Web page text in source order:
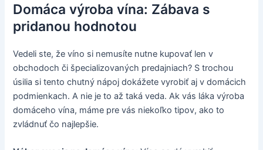
Domáca výroba vína: Zábava s
pridanou hodnotou
Vedeli ste, že víno si nemusíte nutne kupovať len v
obchodoch či špecializovaných predajniach? S trochou
úsilia si tento chutný nápoj dokážete vyrobiť aj v domácich
podmienkach. A nie je to až taká veda. Ak vás láka výroba
domáceho vína, máme pre vás niekoľko tipov, ako to
zvládnuť čo najlepšie.